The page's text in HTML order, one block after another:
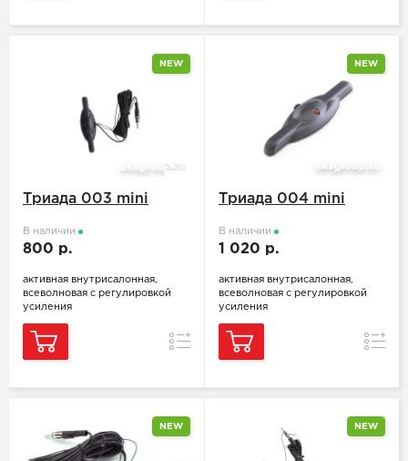
NEW
Триада 003 mini
В наличии
800 р.
активная внутрисалонная,
всеволновая с регулировкой
усиления
Сравнение
NEW
Триада 004 mini
В наличии
1 020 р.
активная внутрисалонная,
всеволновая с регулировкой
усиления
NEW NEW